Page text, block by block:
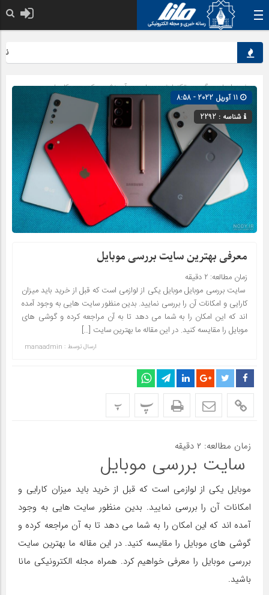
صفحه اصلی» گروه »تکنولوژی»علمی و آموزشی»کسب و کارها
شناسه : 2292
معرفی بهترین سایت بررسی موبایل
زمان مطالعه: ۲ دقیقه
سایت بررسی موبایل موبایل یکی از لوازمی است که قبل از خرید باید میزان
کارایی و امکانات آن را بررسی نمایید. بدین منظور سایت هایی به وجود آمده
اند که این امکان را به شما می دهد تا به آن مراجعه کرده و گوشی های
موبایل را مقایسه کنید. در این مقاله ما بهترین سایت […]
ارسال توسط : manaadmin
پ پ
زمان مطالعه: ۲ دقیقه
سایت بررسی موبایل
موبایل یکی از لوازمی است که قبل از خرید باید میزان کارایی و
امکانات آن را بررسی نمایید. بدین منظور سایت هایی به وجود
آمده اند که این امکان را به شما می دهد تا به آن مراجعه کرده و
گوشی های موبایل را مقایسه کنید. در این مقاله ما بهترین سایت
بررسی موبایل را معرفی خواهیم کرد. همراه مجله الکترونیکی مانا
باشید.